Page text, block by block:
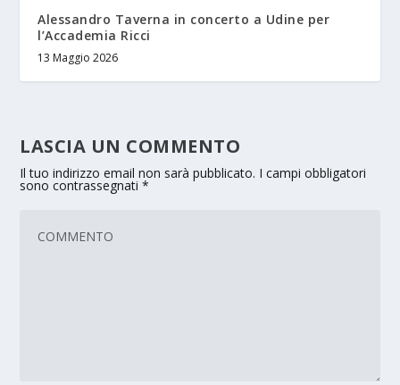
Alessandro Taverna in concerto a Udine per
l’Accademia Ricci
13 Maggio 2026
LASCIA UN COMMENTO
Il tuo indirizzo email non sarà pubblicato. I campi obbligatori
sono contrassegnati*